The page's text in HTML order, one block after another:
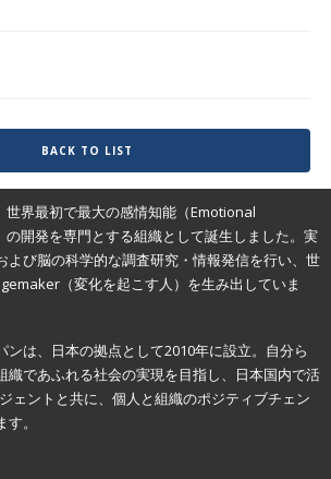
BACK TO LIST
世界最初で最大の感情知能（Emotional
の開発を専門とする組織として誕生しました。実
よび脳の科学的な調査研究・情報発信を行い、世
（変化を起こす人）を生み出していま
ンは、日本の拠点として2010年に設立。自分ら
織であふれる社会の実現を目指し、日本国内で活
ェントと共に、個人と組織のポジティブチェン
。